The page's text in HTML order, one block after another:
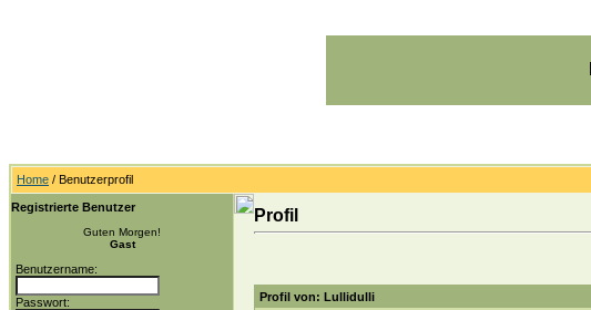
Home / Benutzerprofil
Registrierte Benutzer
Guten Morgen!
Gast
Benutzername:
Passwort:
Profil
Profil von: Lullidulli